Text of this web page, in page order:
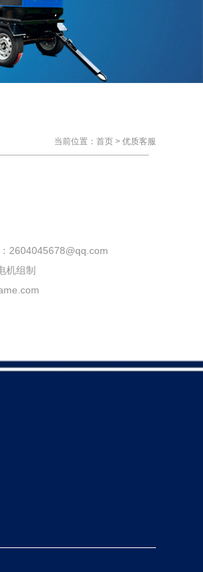
当前位置： 首页> 优质客服
2604045678@qq.com
机组制